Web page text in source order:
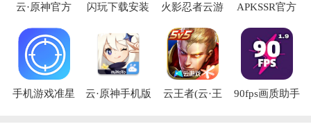
云·原神官方
闪玩下载安装
火影忍者云游
装(云·火影忍
者)
APKSSR官方
载
手机游戏准星
云·原神手机版
云王者(云·王
90fps画质助手